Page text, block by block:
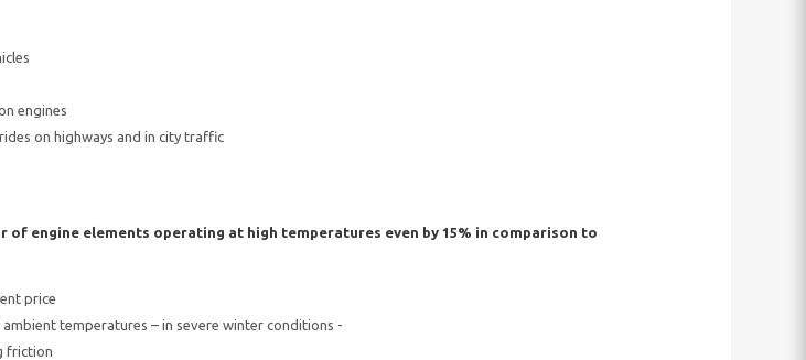
engines
on highways and in city traffic
of engine elements operating at high temperatures even by 15% in comparison to
price
temperatures – in severe winter conditions -
friction